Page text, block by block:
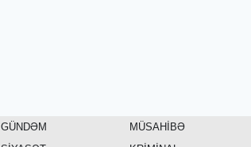
GÜNDƏM
MÜSAHİBƏ